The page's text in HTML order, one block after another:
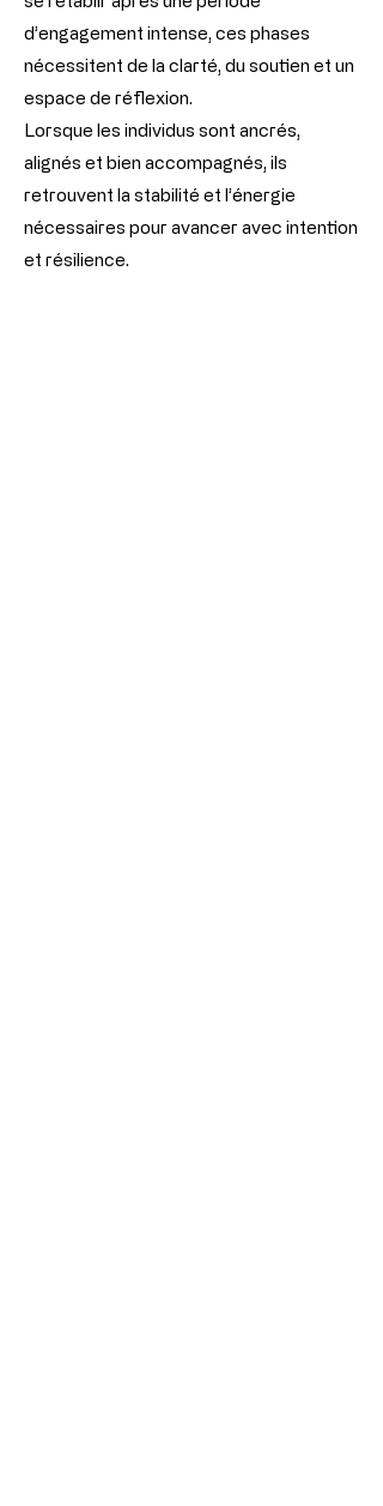
d’engagement intense, ces phases
nécessitent de la clarté, du soutien et un
espace de réflexion.
Lorsque les individus sont ancrés,
alignés et bien accompagnés, ils
retrouvent la stabilité et l’énergie
nécessaires pour avancer avec intention
et résilience.